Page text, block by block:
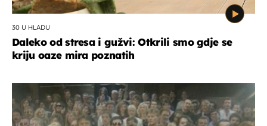
30 U HLADU
Daleko od stresa i gužvi: Otkrili smo gdje se
kriju oaze mira poznatih